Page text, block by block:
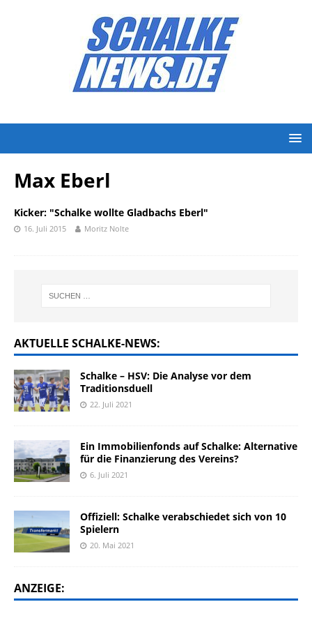
Max Eberl
Kicker: "Schalke wollte Gladbachs Eberl"
16. Juli 2015 Moritz Nolte
AKTUELLE SCHALKE-NEWS:
Schalke – HSV: Die Analyse vor dem
Traditionsduell
22. Juli 2021
Ein Immobilienfonds auf Schalke: Alternative
für die Finanzierung des Vereins?
6. Juli 2021
Offiziell: Schalke verabschiedet sich von 10
Spielern
20. Mai 2021
ANZEIGE: